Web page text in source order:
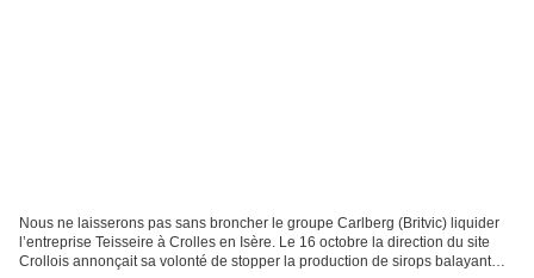
Nous ne laisserons pas sans broncher le groupe Carlberg (Britvic) liquider
l’entreprise Teisseire à Crolles en Isère. Le 16 octobre la direction du site
Crollois annonçait sa volonté de stopper la production de sirops balayant